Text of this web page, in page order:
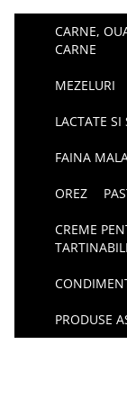
CARNE,
CARNE
MEZELURI
LACTATE SI
FAINA
OREZ
CREME
PRODUSE